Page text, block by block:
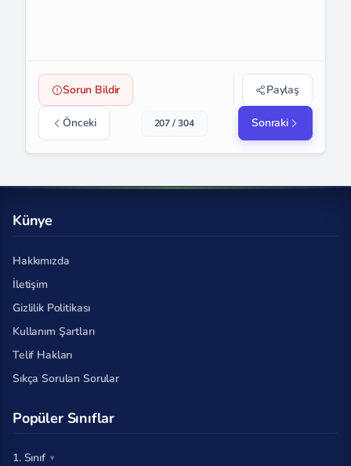
Sorun Bildir Paylaş
Önceki 207 / 304 Sonraki
Künye
Hakkımızda
İletişim
Gizlilik Politikası
Kullanım Şartları
Telif Hakları
Sıkça Sorulan Sorular
Popüler Sınıflar
1. Sınıf